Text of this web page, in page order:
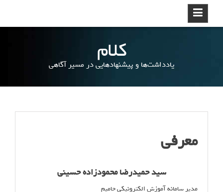
ک
ر
کلام
یادداشت‌ها و پیشنهادهایی در مسیر آگاهی
معرفی
سید حمیدرضا محمودزاده حسینی
مدیر سامانه آموزش الکترونیکی حامیم